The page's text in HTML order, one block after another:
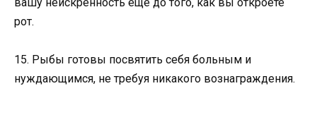
рот.
15. Рыбы готовы посвятить себя больным и
нуждающимся, не требуя никакого вознаграждения.